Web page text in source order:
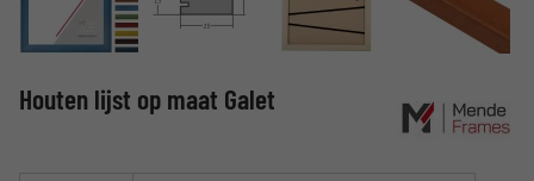
Houten lijst op maat Galet